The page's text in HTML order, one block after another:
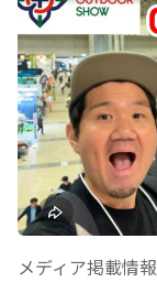
メディア掲載情報